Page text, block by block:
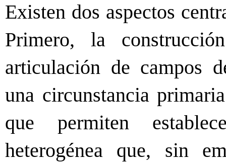
Existen dos aspectos
Primero, la
articulación de campos
una circunstancia
que permiten
heterogénea que, sin